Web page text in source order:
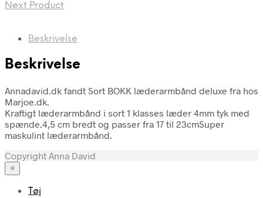
Next Product
Beskrivelse
Beskrivelse
Annadavid.dk fandt Sort BOKK læderarmbånd deluxe fra hos
Marjoe.dk.
Kraftigt læderarmbånd i sort 1 klasses læder 4mm tyk med
spænde.4,5 cm bredt og passer fra 17 til 23cmSuper
maskulint læderarmbånd.
Copyright Anna David
×
Tøj